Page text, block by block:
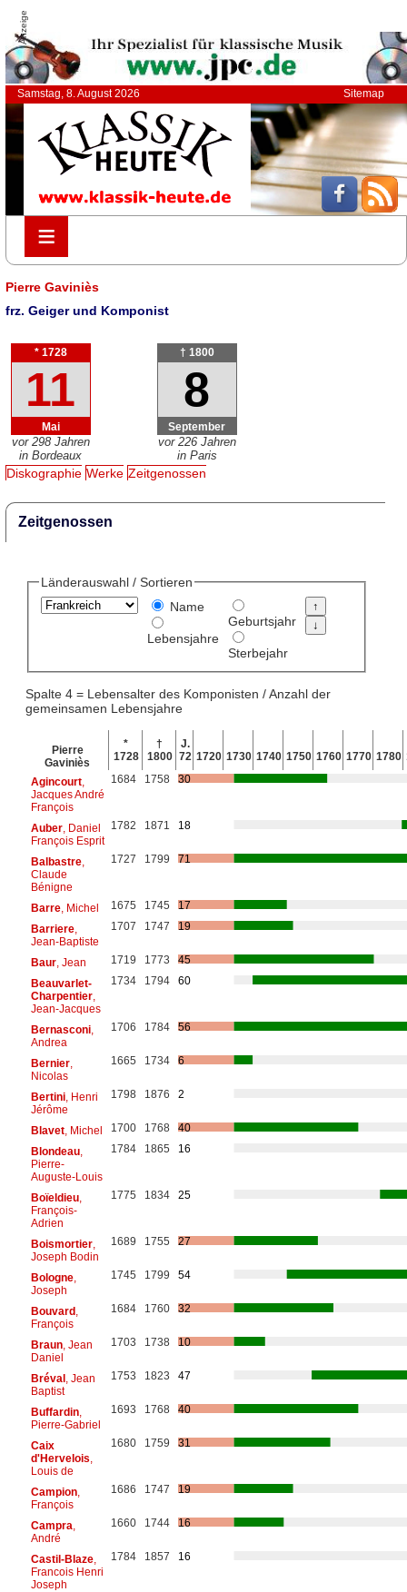
Anzeige
Samstag, 8. August 2026 Sitemap
≡
≡
Pierre Gaviniès
frz. Geiger und Komponist
* 1728
11
Mai
vor 298 Jahren
in Bordeaux
† 1800
8
September
vor 226 Jahren
in Paris
Diskographie Werke Zeitgenossen
Zeitgenossen
Länderauswahl / Sortieren
Name
Lebensjahre
Geburtsjahr
Sterbejahr
Spalte 4 = Lebensalter des Komponisten / Anzahl der
gemeinsamen Lebensjahre
Pierre
Gaviniès
*
1728
†
1800
J.
72 1720 1730 1740 1750 1760 1770 1780
Agincourt,
Jacques André
François
1684 1758 30
Auber, Daniel
François Esprit
1782 1871 18
Balbastre,
Claude
Bénigne
1727 1799 71
Barre, Michel 1675 1745
17
Barriere,
Jean-Baptiste
1707 1747 19
Baur, Jean 1719 1773
45
Beauvarlet-
Charpentier,
Jean-Jacques
1734 1794 60
Bernasconi,
Andrea
1706 1784 56
Bernier,
Nicolas
1665 1734 6
Bertini, Henri
Jérôme
1798 1876 2
Blavet, Michel 1700 1768
40
Blondeau,
Pierre-
Auguste-Louis
1784 1865 16
Boïeldieu,
François-
Adrien
1775 1834 25
Boismortier,
Joseph Bodin
1689 1755 27
Bologne,
Joseph
1745 1799 54
Bouvard,
François
1684 1760 32
Braun, Jean
Daniel
1703 1738 10
Bréval, Jean
Baptist
1753 1823 47
Buffardin,
Pierre-Gabriel
1693 1768 40
Caix
d'Hervelois
Louis de
1680 1759 31
Campion,
François
1686 1747 19
Campra
André
1660 1744 16
Castil-Blaze,
Francois Henri
Joseph
1784 1857 16